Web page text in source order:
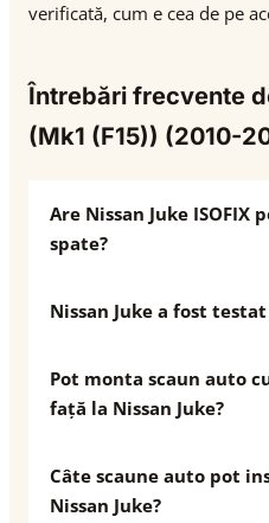
verificată, cum e cea de pe
Întrebări frecvente
(Mk1 (F15)) (2010-
Are Nissan Juke ISOFIX
spate?
Nissan Juke a fost testat
Pot monta scaun auto
față la Nissan Juke?
Câte scaune auto pot
Nissan Juke?